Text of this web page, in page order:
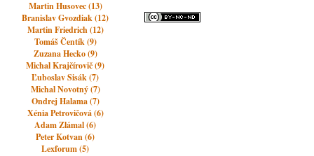
Martin Husovec (13)
Branislav Gvozdiak (12)
Martin Friedrich (12)
Tomáš Čentík (9)
Zuzana Hecko (9)
Michal Krajčírovič (9)
Ľuboslav Sisák (7)
Michal Novotný (7)
Ondrej Halama (7)
Xénia Petrovičová (6)
Adam Zlámal (6)
Peter Kotvan (6)
Lexforum (5)